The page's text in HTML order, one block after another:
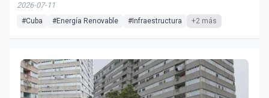
2026-07-11
#Cuba #Energía Renovable #Infraestructura +2 más